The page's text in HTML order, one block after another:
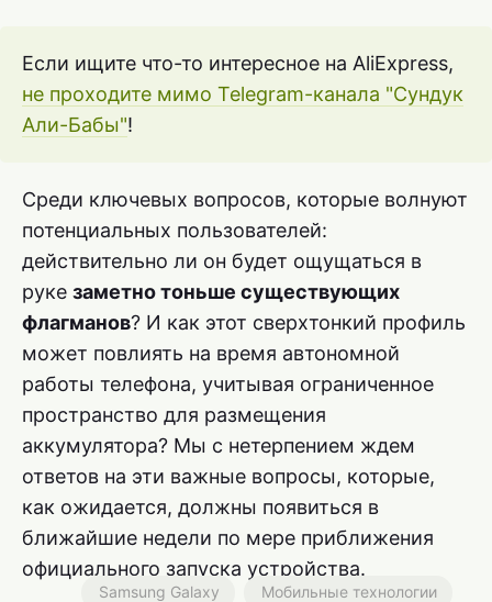
Если ищите что-то интересное на AliExpress,
не проходите мимо Telegram-канала "Сундук
Али-Бабы"!
Среди ключевых вопросов, которые волнуют
потенциальных пользователей:
действительно ли он будет ощущаться в
руке заметно тоньше существующих
флагманов? И как этот сверхтонкий профиль
может повлиять на время автономной
работы телефона, учитывая ограниченное
пространство для размещения
аккумулятора? Мы с нетерпением ждем
ответов на эти важные вопросы, которые,
как ожидается, должны появиться в
ближайшие недели по мере приближения
официального запуска устройства.
Samsung Galaxy Мобильные технологии